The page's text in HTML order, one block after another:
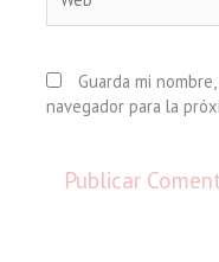
Guarda mi
navegador para la